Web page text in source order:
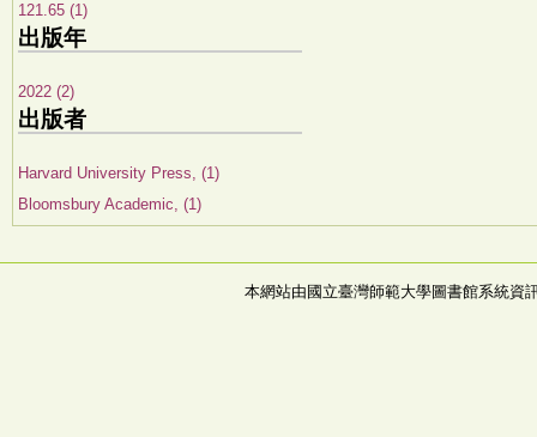
121.65 (1)
出版年
2022 (2)
出版者
Harvard University Press, (1)
Bloomsbury Academic, (1)
本網站由國立臺灣師範大學圖書館系統資